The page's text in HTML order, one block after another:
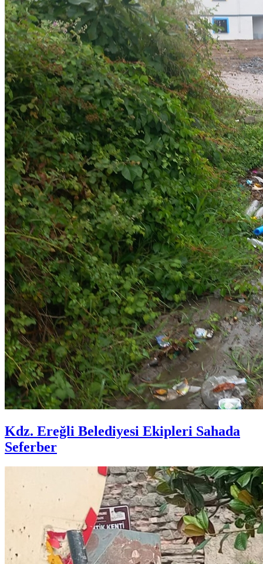
Kdz. Ereğli Belediyesi Ekipleri Sahada
Seferber